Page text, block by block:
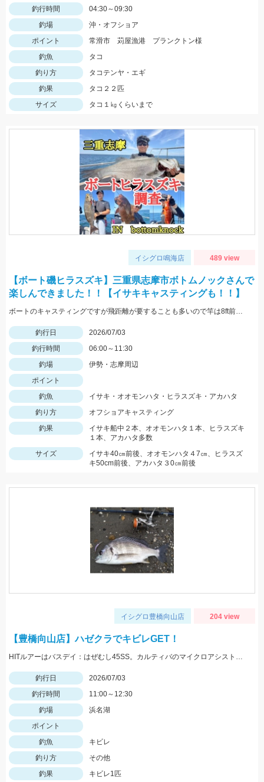
釣行時間
04:30～09:30
釣場
沖・オフショア
ポイント
常滑市 苅屋漁港 プランクトン様
釣魚
タコ
釣り方
タコテンヤ・エギ
釣果
タコ２２匹
サイズ
タコ１㎏くらいまで
イシグロ鳴海店 489 view
【ボート磯ヒラスズキ】三重県志摩市ボトムノックさんで
楽しんできました！！【イサキキャスティングも！！】
ボートのキャスティングですが飛距離が要することも多いので竿は8ft前後推奨です！！
釣行日
2026/07/03
釣行時間
06:00～11:30
釣場
伊勢・志摩周辺
ポイント
釣魚
イサキ・オオモンハタ・ヒラスズキ・アカハタ
釣り方
オフショアキャスティング
釣果
イサキ船中２本、オオモンハタ１本、ヒラスズキ
１本、アカハタ多数
サイズ
イサキ40㎝前後、オオモンハタ４7㎝、ヒラスズ
キ50cm前後、アカハタ３0㎝前後
イシグロ豊橋向山店 204 view
【豊橋向山店】ハゼクラでキビレGET！
HITルアーはバスデイ：はぜむし45SS。カルティバのマイクロアシスト段差ショートにしっかり掛かったので、なんとか釣る事ができました。ライトゲームタックルで釣るキビレがスリリングで楽しいですよ！
釣行日
2026/07/03
釣行時間
11:00～12:30
釣場
浜名湖
ポイント
釣魚
キビレ
釣り方
その他
釣果
キビレ1匹